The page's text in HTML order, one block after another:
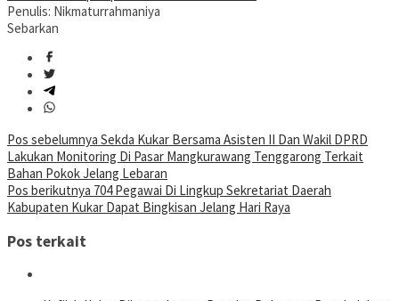
Penulis: Nikmaturrahmaniya
Sebarkan
Navigasi
pos
Pos sebelumnya Sekda Kukar Bersama Asisten II Dan Wakil DPRD
Lakukan Monitoring Di Pasar Mangkurawang Tenggarong Terkait
Bahan Pokok Jelang Lebaran
Pos berikutnya 704 Pegawai Di Lingkup Sekretariat Daerah
Kabupaten Kukar Dapat Bingkisan Jelang Hari Raya
Pos terkait